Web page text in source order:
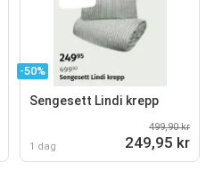
-50%
Sengesett Lindi krepp
1 dag
499,90 kr
249,95 kr